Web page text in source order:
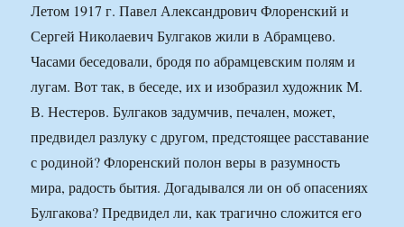
Летом 1917 г. Павел Александрович Флоренский и
Сергей Николаевич Булгаков жили в Абрамцево.
Часами беседовали, бродя по абрамцевским полям и
лугам. Вот так, в беседе, их и изобразил художник М.
В. Нестеров. Булгаков задумчив, печален, может,
предвидел разлуку с другом, предстоящее расставание
с родиной? Флоренский полон веры в разумность
мира, радость бытия. Догадывался ли он об опасениях
Булгакова? Предвидел ли, как трагично сложится его